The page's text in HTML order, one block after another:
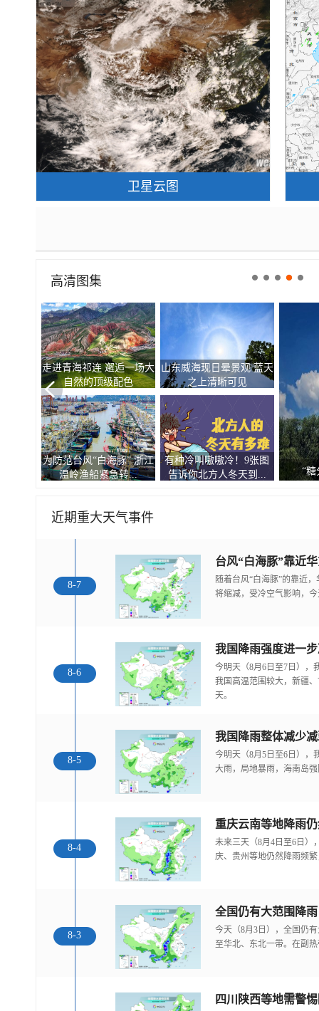
卫星云图
高清图集
走进青海祁连 邂逅一场大
自然的顶级配色
山东威海现日晕景观 蓝天
之上清晰可见
为防范台风“白海豚” 浙江
温岭渔船紧急转...
有种冷叫嗷嗷冷！9张图
告诉你北方人冬天到...
“
近期重大天气事件
8-7
随着台风“白海豚”的靠近
将缩减，受冷空气影响，
8-6
今明天（8月6日至7日），
我国高温范围较大，新疆
天。
8-5
我国降雨整体减少
今明天（8月5日至6日），
大雨，局地暴雨，海南岛
8-4
重庆云南等地降雨
未来三天（8月4日至6日）
庆、贵州等地仍然降雨频
8-3
全国仍有大范围降
今天（8月3日），全国仍
至华北、东北一带。在副